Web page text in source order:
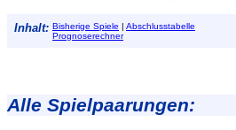
Inhalt: Bisherige Spiele | Abschlusstabelle
Prognoserechner
Alle Spielpaarungen: